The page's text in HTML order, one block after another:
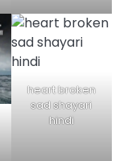
heart broken
sad shayari
hindi